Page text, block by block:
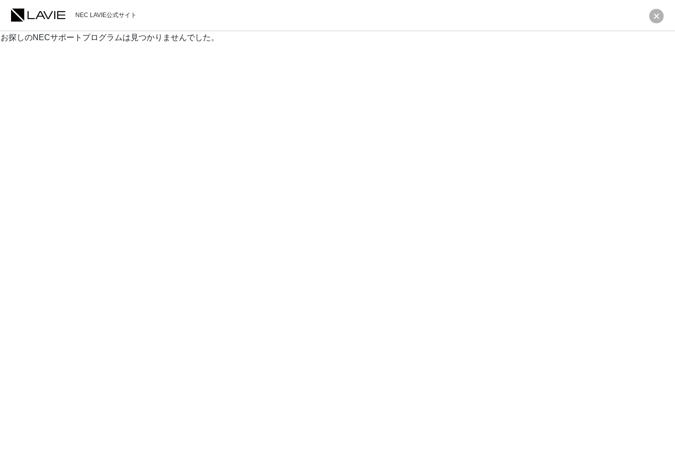
NEC LAVIE公式サイト
お探しのNECサポートプログラムは見つかりませんでした。